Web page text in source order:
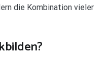
die Kombination vieler